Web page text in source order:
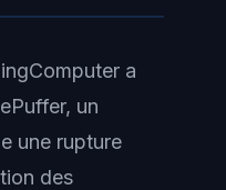
a
un
une rupture
des